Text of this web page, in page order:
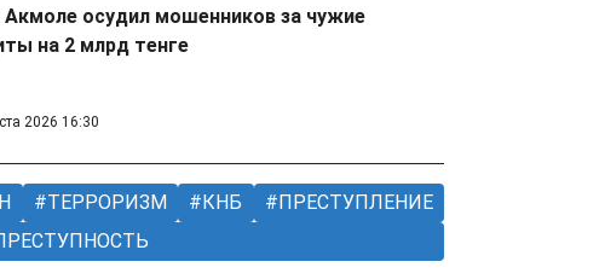
Акмоле осудил мошенников за чужие
на 2 млрд тенге
2026 16:30
ТЕРРОРИЗМ КНБ
ПРЕСТУПЛЕНИЕ